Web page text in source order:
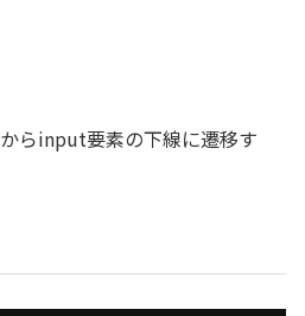
らinput要素の下線に遷移す